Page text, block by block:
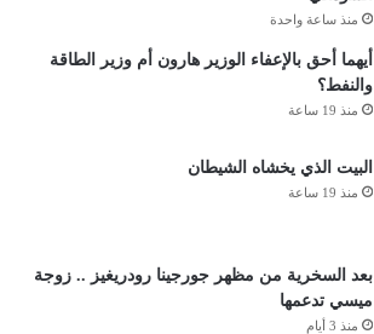
منذ ساعة واحدة
أيهما أحق بالإعفاء الوزير هارون أم وزير الطاقة
والنفط؟
منذ 19 ساعة
البيت الذي يخشاه الشيطان
منذ 19 ساعة
بعد السخرية من مظهر جورجينا رودريغيز .. زوجة
ميسي تدعمها
منذ 3 أيام